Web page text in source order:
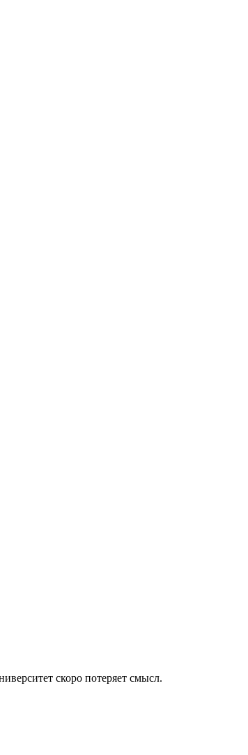
скоро потеряет смысл.